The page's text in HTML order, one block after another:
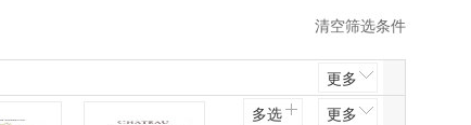
清空筛选条件
更多
多选 更多